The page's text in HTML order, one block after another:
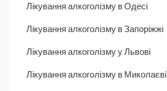
Лікування алкоголізму в Одесі
Лікування алкоголізму в Запоріжжі
Лікування алкоголізму у Львові
Лікування алкоголізму в Миколаєві